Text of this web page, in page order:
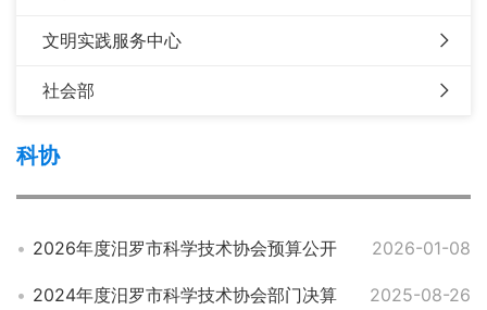
文明实践服务中心
社会部
科协
2026年度汨罗市科学技术协会预算公开 2026-01-08
2024年度汨罗市科学技术协会部门决算 2025-08-26